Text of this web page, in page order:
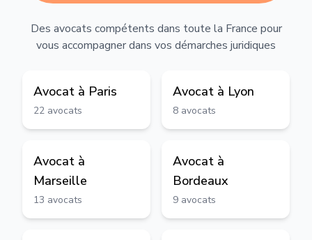
Des avocats compétents dans toute la France pour
vous accompagner dans vos démarches juridiques
Avocat à Paris
22 avocats
Avocat à Lyon
8 avocats
Avocat à
Marseille
13 avocats
Avocat à
Bordeaux
9 avocats